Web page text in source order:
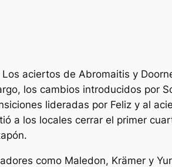
aciertos de Abromaitis y
los cambios introducidos por
lideradas por Feliz y al
a los locales cerrar el primer
como Maledon, Krämer y